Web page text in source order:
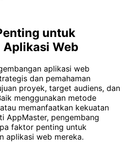
untuk
Aplikasi Web
aplikasi web
dan pemahaman
proyek, target audiens, dan
menggunakan metode
memanfaatkan kekuatan
AppMaster, pengembang
faktor penting untuk
aplikasi web mereka.